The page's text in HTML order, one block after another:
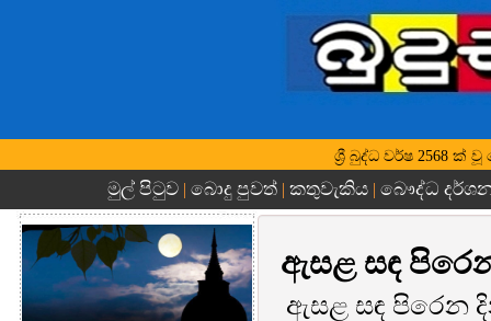
ශ්‍රී බුද්ධ වර්ෂ 2568 ක්
මුල් පිටුව | බොදු පුවත්| කතුවැකිය| බෞද්ධ
ඇසළ සඳ
ඇසළ සඳ පිරෙන